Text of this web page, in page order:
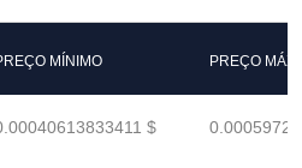
MÍNIMO PREÇO
$